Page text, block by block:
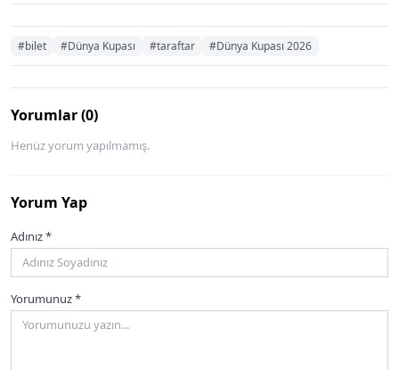
#bilet #Dünya Kupası #taraftar #Dünya Kupası 2026
Yorumlar (0)
Henüz yorum yapılmamış.
Yorum Yap
Adınız *
Yorumunuz *